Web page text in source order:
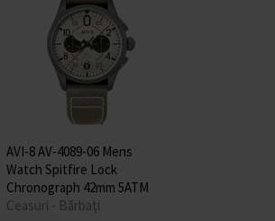
AVI-8 AV-4089-06 Mens
Watch Spitfire Lock
Chronograph 42mm 5ATM
Ceasuri - Bărbați